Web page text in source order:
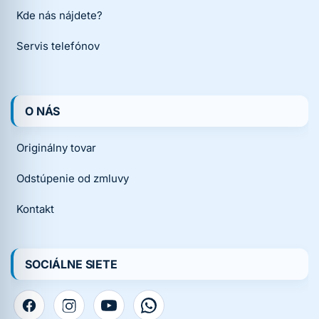
Kde nás nájdete?
Servis telefónov
O NÁS
Originálny tovar
Odstúpenie od zmluvy
Kontakt
SOCIÁLNE SIETE